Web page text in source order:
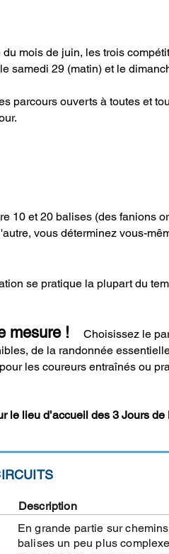
mois de juin, les trois
samedi 29 (matin) et le
parcours ouverts à toutes et
10 et 20 balises (des fanions
vous déterminez vous-
se pratique la plupart du
mesure ! Choisissez le
de la randonnée
les coureurs entraînés ou
le lieu d’accueil des 3 Jours
Description
En grande partie sur
balises un peu plus